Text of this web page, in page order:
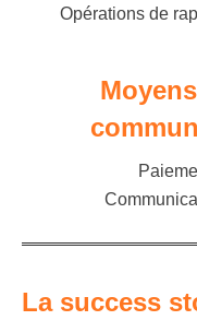
Opérations de
La success